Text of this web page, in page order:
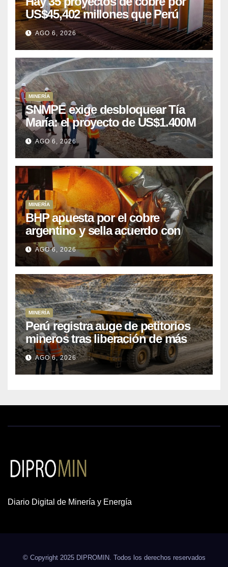
US$45,402 millones que Perú
puede aprovechar
AGO 6, 2026
MINERÍA
SNMPE exige desbloquear Tía
María: el proyecto de US$1.400M
que Perú lleva 15 años
posponiendo
AGO 6, 2026
MINERÍA
BHP apuesta por el cobre
argentino y sella acuerdo con
Kobrea para siete proyecto
AGO 6, 2026
MINERÍA
Perú registra auge de petitorios
mineros tras liberación de más
de mil concesiones para explorar
cobre y oro
AGO 6, 2026
Diario Digital de Minería y Energía
© Copyright 2025 DIPROMIN. Todos los derechos reservados